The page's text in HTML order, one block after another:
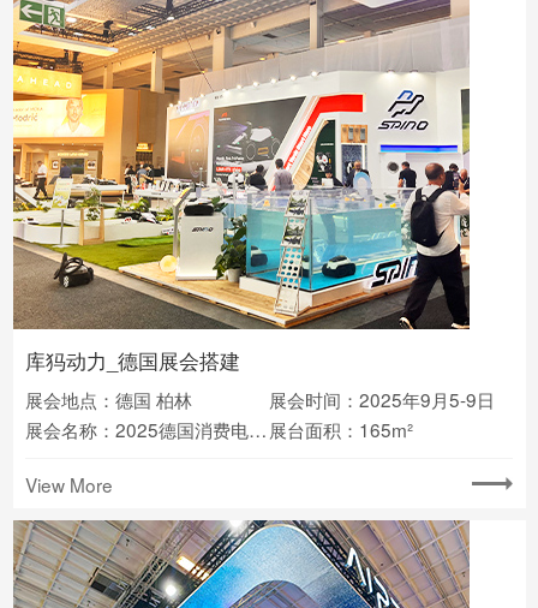
库犸动力_德国展会搭建
展会地点：德国 柏林
展会时间：2025年9月5-9日
展会名称：2025德国消费电子展IFA 展台面积：165m²
View More